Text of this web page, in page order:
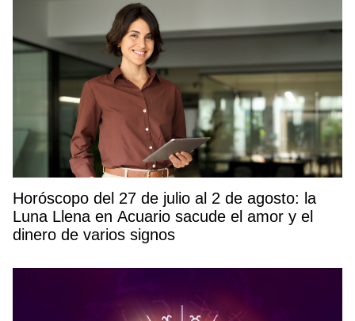
Horóscopo del 27 de julio al 2 de agosto: la
Luna Llena en Acuario sacude el amor y el
dinero de varios signos